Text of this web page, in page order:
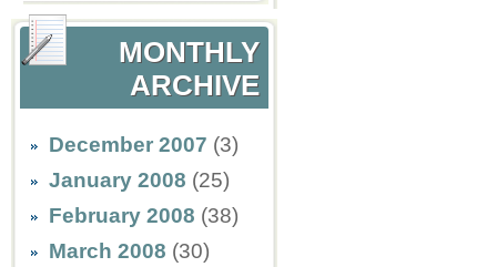
MONTHLY
ARCHIVE
December 2007 (3)
January 2008 (25)
February 2008 (38)
March 2008 (30)